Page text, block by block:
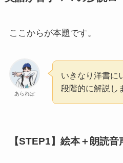
ここからが本題です。
あられぽ
いきなり洋書に
段階的に解説し
【STEP1】絵本＋朗読